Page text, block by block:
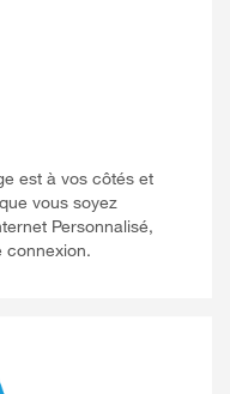
est à vos côtés et
vous soyez
Personnalisé,
connexion.